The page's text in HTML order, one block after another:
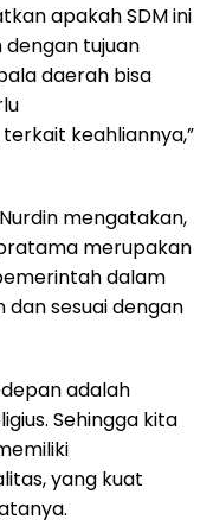
apakah SDM ini
dengan tujuan
daerah bisa
keahliannya,”
mengatakan,
merupakan
dalam
sesuai dengan
adalah
Sehingga kita
yang kuat